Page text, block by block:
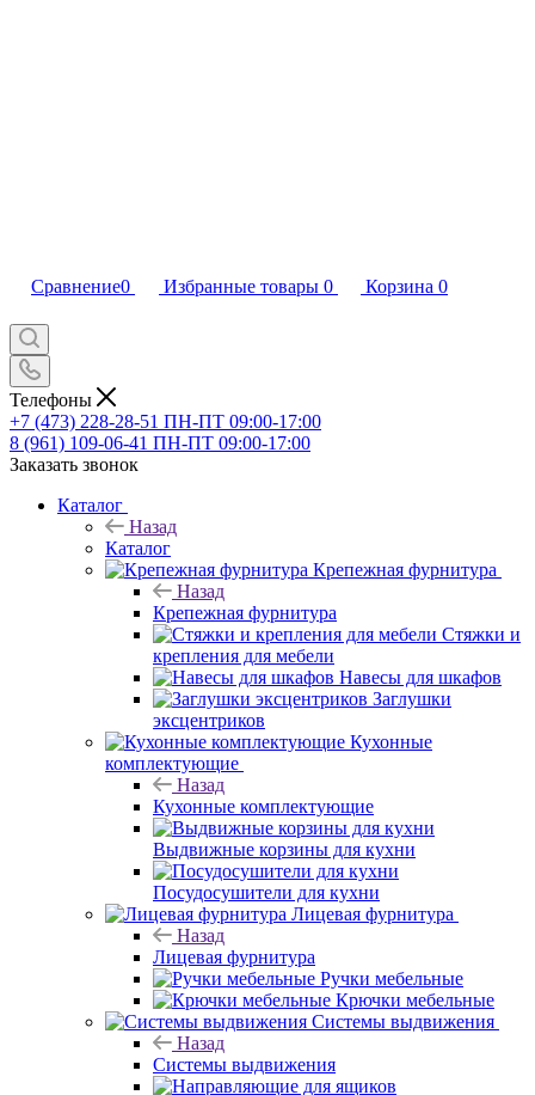
Сравнение0 Избранные товары 0 Корзина 0
Телефоны
+7 (473) 228-28-51 ПН-ПТ 09:00-17:00
8 (961) 109-06-41 ПН-ПТ 09:00-17:00
Заказать звонок
Каталог
Назад
Каталог
Крепежная фурнитура
Назад
Крепежная фурнитура
Стяжки и
крепления для мебели
Навесы для шкафов
Заглушки
эксцентриков
Кухонные
комплектующие
Назад
Кухонные комплектующие
Выдвижные корзины для кухни
Посудосушители для кухни
Лицевая фурнитура
Назад
Лицевая фурнитура
Ручки мебельные
Крючки мебельные
Системы выдвижения
Назад
Системы выдвижения